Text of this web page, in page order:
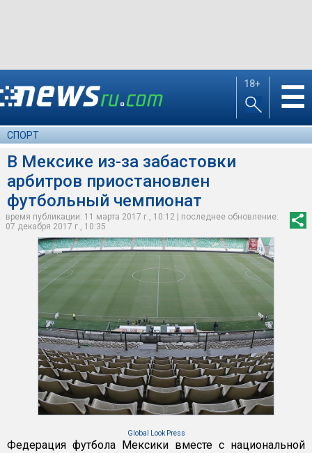
18+ ☰
СПОРТ
В Мексике из-за забастовки
арбитров приостановлен
футбольный чемпионат
время публикации: 11 марта 2017 г., 10:12 | последнее обновление:
07 декабря 2017 г., 10:35
Global Look Press
Федерация футбола Мексики вместе с национальной